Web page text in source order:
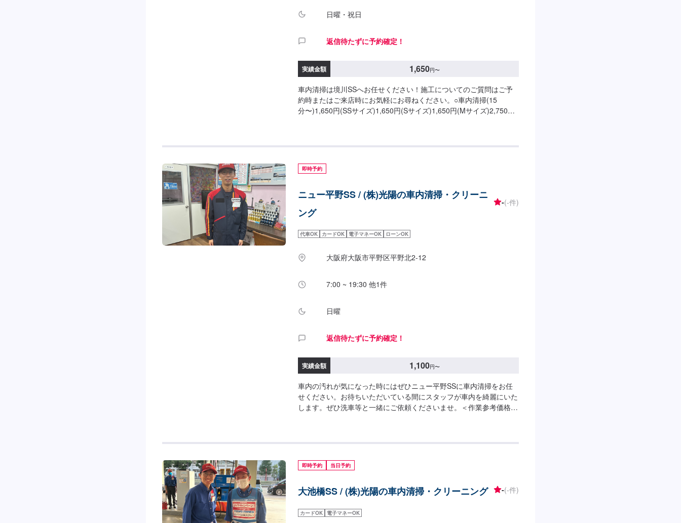
日曜・祝日
返信待たずに予約確定！
実績金額 1,650円〜
車内清掃は境川SSへお任せください！施工についてのご質問はご予
約時またはご来店時にお気軽にお尋ねください。○車内清掃(15
分〜)1,650円(SSサイズ)1,650円(Sサイズ)1,650円(Mサイズ)2,750円
即時予約
ニュー平野SS / (株)光陽の車内清掃・クリーニ
ング
-(-件)
代車OK カードOK 電子マネーOK ローンOK
大阪府大阪市平野区平野北2-12
7:00 ~ 19:30 他1件
日曜
返信待たずに予約確定！
実績金額 1,100円〜
車内の汚れが気になった時にはぜひニュー平野SSに車内清掃をお任
せください。お待ちいただいている間にスタッフが車内を綺麗にいた
します。ぜひ洗車等と一緒にご依頼くださいませ。＜作業参考価格＞
即時予約 当日予約
大池橋SS / (株)光陽の車内清掃・クリーニング -(-件)
カードOK 電子マネーOK